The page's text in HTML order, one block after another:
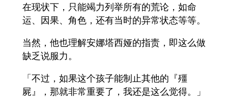
在现状下，只能竭力列举所有的荒论，如命
运、因果、角色，还有当时的异常状态等等。
当然，他也理解安娜塔西娅的指责，即这么做
缺乏说服力。
「不过，如果这个孩子能制止其他的『殭
屍』，那就非常重要了，我还是这么觉得。」